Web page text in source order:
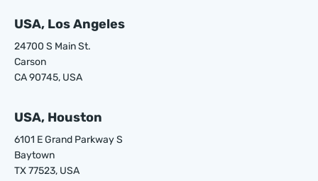
USA, Los Angeles
24700 S Main St.
Carson
CA 90745, USA
USA, Houston
6101 E Grand Parkway S
Baytown
TX 77523, USA